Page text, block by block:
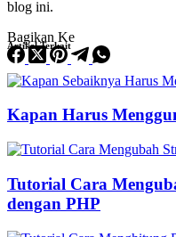
blog ini.
Bagikan Ke
Artikel Terkait
Kapan Harus
Tutorial Cara
dengan PHP